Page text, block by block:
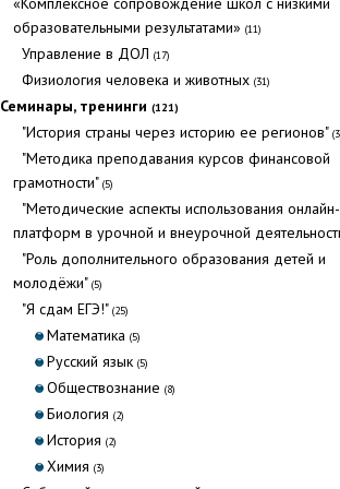
образовательными результатами» (11)
Управление в ДОЛ (17)
Физиология человека и животных (31)
Семинары, тренинги (121)
"История страны через историю ее регионов"
"Методика преподавания курсов финансовой
грамотности" (5)
"Методические аспекты использования онлайн-
платформ в урочной и внеурочной
"Роль дополнительного образования детей и
молодёжи" (5)
"Я сдам ЕГЭ!" (25)
Математика (5)
Русский язык (5)
Обществознание (8)
Биология (2)
История (2)
Химия (3)